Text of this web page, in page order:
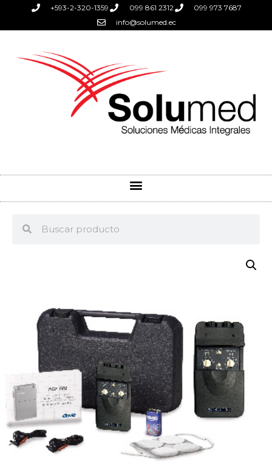
+593-2-320-1359 099 861 2312
099 973 7687
info@solumed.ec